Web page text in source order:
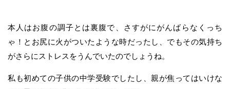
本人はお腹の調子とは裏腹で、さすがにがんばらなくっち
ゃ！とお尻に火がついたような時だったし、でもその気持ち
がさらにストレスをうんでいたのでしょうね。
私も初めての子供の中学受験でしたし、親が焦ってはいけな